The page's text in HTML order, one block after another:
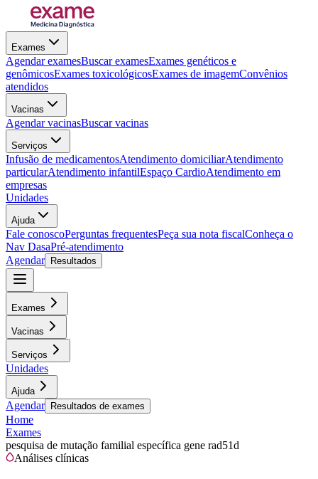
Exames
Agendar examesBuscar examesExames genéticos e
genômicosExames toxicológicosExames de imagemConvênios
atendidos
Vacinas
Agendar vacinasBuscar vacinas
Serviços
Infusão de medicamentosAtendimento domiciliarAtendimento
particularAtendimento infantilEspaço CardioAtendimento em
empresas
Unidades
Ajuda
Fale conoscoPerguntas frequentesPeça sua nota fiscalConheça o
Nav DasaPré-atendimento
Agendar
Resultados
Exames
Vacinas
Serviços
Unidades
Ajuda
Agendar Resultados de exames
Home
Exames
pesquisa de mutação familial específica gene rad51d
Análises clínicas